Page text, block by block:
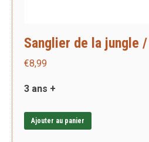
Sanglier de la jungle
€8,99
3 ans +
Ajouter au panier